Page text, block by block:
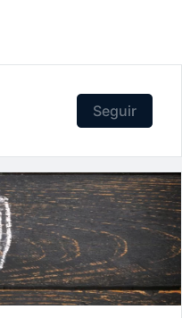
Seguir